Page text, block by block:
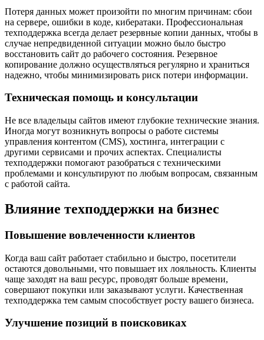
Потеря данных может произойти по многим причинам: сбои
на сервере, ошибки в коде, кибератаки. Профессиональная
техподдержка всегда делает резервные копии данных, чтобы в
случае непредвиденной ситуации можно было быстро
восстановить сайт до рабочего состояния. Резервное
копирование должно осуществляться регулярно и храниться
надежно, чтобы минимизировать риск потери информации.
Техническая помощь и консультации
Не все владельцы сайтов имеют глубокие технические знания.
Иногда могут возникнуть вопросы о работе системы
управления контентом (CMS), хостинга, интеграции с
другими сервисами и прочих аспектах. Специалисты
техподдержки помогают разобраться с техническими
проблемами и консультируют по любым вопросам, связанным
с работой сайта.
Влияние техподдержки на бизнес
Повышение вовлеченности клиентов
Когда ваш сайт работает стабильно и быстро, посетители
остаются довольными, что повышает их лояльность. Клиенты
чаще заходят на ваш ресурс, проводят больше времени,
совершают покупки или заказывают услуги. Качественная
техподдержка тем самым способствует росту вашего бизнеса.
Улучшение позиций в поисковиках